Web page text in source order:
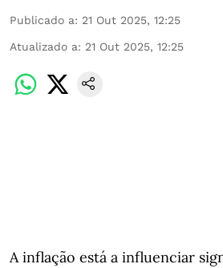
Publicado a: 21 Out 2025, 12:25
Atualizado a: 21 Out 2025, 12:25
A inflação está a influenciar